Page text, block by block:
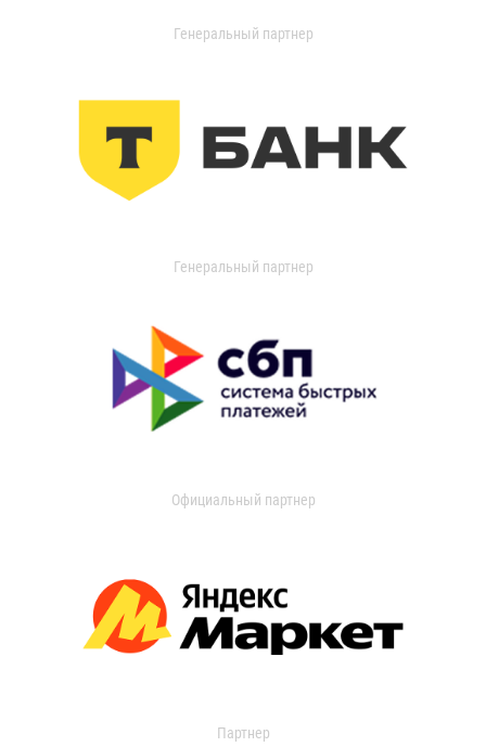
Генеральный партнер
Генеральный партнер
Официальный партнер
Партнер